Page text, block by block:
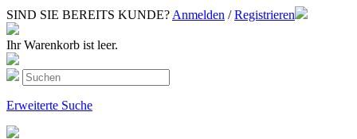
SIND SIE BEREITS KUNDE? Anmelden / Registrieren
Ihr Warenkorb ist leer.
Erweiterte Suche